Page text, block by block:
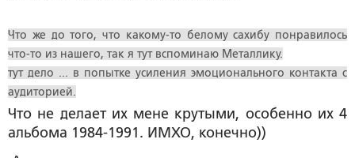
Что же до того, что какому-то белому сахибу понравилось
что-то из нашего, так я тут вспоминаю Металлику.
тут дело ... в попытке усиления эмоционального контакта с
аудиторией.
Что не делает их мене крутыми, особенно их 4
альбома 1984-1991. ИМХО, конечно))